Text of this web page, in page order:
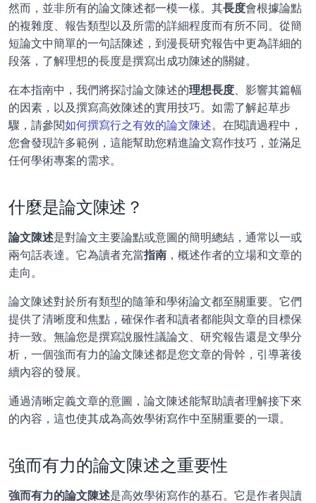
然而，並非所有的論文陳述都一模一樣。其長度會根據論點
的複雜度、報告類型以及所需的詳細程度而有所不同。從簡
短論文中簡單的一句話陳述，到漫長研究報告中更為詳細的
段落，了解理想的長度是撰寫出成功陳述的關鍵。
在本指南中，我們將探討論文陳述的理想長度、影響其篇幅
的因素，以及撰寫高效陳述的實用技巧。如需了解起草步
驟，請參閱如何撰寫行之有效的論文陳述。在閱讀過程中，
您會發現許多範例，這能幫助您精進論文寫作技巧，並滿足
任何學術專案的需求。
什麼是論文陳述？
論文陳述是對論文主要論點或意圖的簡明總結，通常以一或
兩句話表達。它為讀者充當指南 ，概述作者的立場和文章的
走向。
論文陳述對於所有類型的隨筆和學術論文都至關重要。它們
提供了清晰度和焦點，確保作者和讀者都能與文章的目標保
持一致。無論您是撰寫說服性議論文、研究報告還是文學分
析，一個強而有力的論文陳述都是您文章的骨幹，引導著後
續內容的發展。
通過清晰定義文章的意圖，論文陳述能幫助讀者理解接下來
的內容，這也使其成為高效學術寫作中至關重要的一環。
強而有力的論文陳述之重要性
強而有力的論文陳述是高效學術寫作的基石。它是作者與讀